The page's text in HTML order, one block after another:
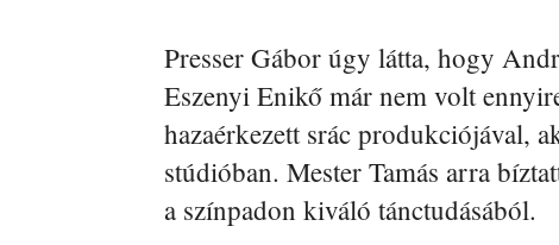
Presser Gábor úgy látta, hogy
Eszenyi Enikő már nem volt
hazaérkezett srác produkciójával,
stúdióban. Mester Tamás arra
a színpadon kiváló tánctudásából.